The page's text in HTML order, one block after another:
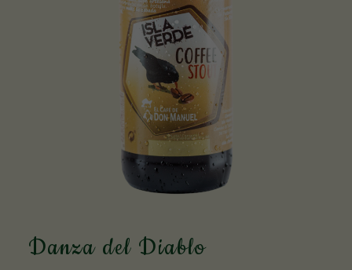
Danza del Diablo